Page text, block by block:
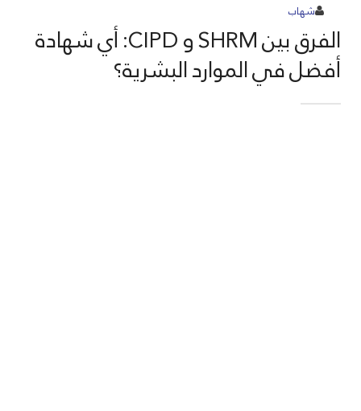
شهاب
الفرق بين SHRM و CIPD: أي شهادة
أفضل في الموارد البشرية؟